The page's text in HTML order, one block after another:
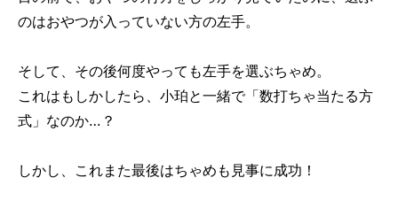
のはおやつが入っていない方の左手。
そして、その後何度やっても左手を選ぶちゃめ。
これはもしかしたら、小珀と一緒で「数打ちゃ当たる方
式」なのか…？
しかし、これまた最後はちゃめも見事に成功！